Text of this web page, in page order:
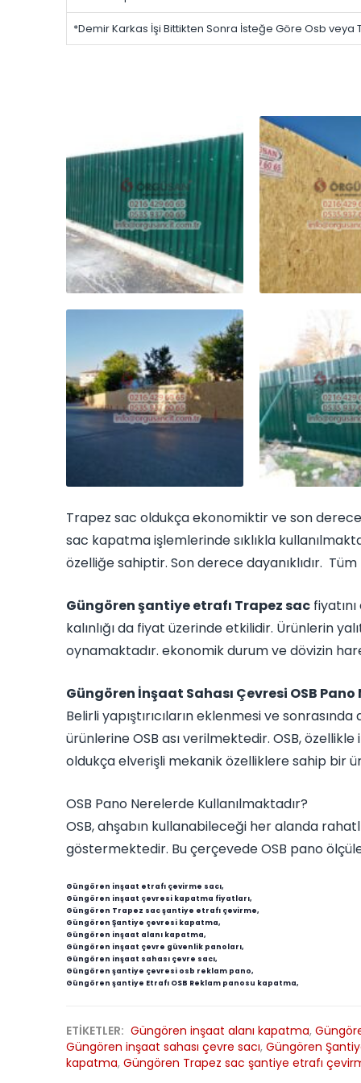
*Demir Karkas İşi Bittikten Sonra İsteğe Göre Osb
Trapez sac oldukça ekonomiktir ve son
sac kapatma işlemlerinde sıklıkla
özelliğe sahiptir. Son derece dayanıklıdır.
Güngören şantiye etrafı Trapez sac
kalınlığı da fiyat üzerinde etkilidir. Ürünlerin
oynamaktadır. ekonomik durum ve dövizin
Güngören İnşaat Sahası Çevresi OSB Pano
Belirli yapıştırıcıların eklenmesi ve
ürünlerine OSB ası verilmektedir. OSB,
oldukça elverişli mekanik özelliklere sahip bir
OSB Pano Nerelerde Kullanılmaktadır?
OSB, ahşabın kullanabileceği her alanda
göstermektedir. Bu çerçevede OSB pano
Güngören inşaat etrafı çevirme sacı,
Güngören inşaat çevresi kapatma fiyatları,
Güngören Trapez sac şantiye etrafı çevirme,
Güngören Şantiye çevresi kapatma,
Güngören inşaat alanı kapatma,
Güngören inşaat çevre güvenlik panoları,
Güngören inşaat sahası çevre sacı,
Güngören şantiye çevresi osb reklam pano,
Güngören şantiye Etrafı OSB Reklam panosu kapatma,
ETİKETLER: Güngören inşaat alanı kapatma,
Güngören inşaat sahası çevre sacı, Güngören
kapatma, Güngören Trapez sac şantiye etrafı